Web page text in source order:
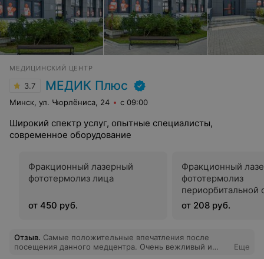
МЕДИЦИНСКИЙ ЦЕНТР
3.7 МЕДИК Плюс
Минск, ул. Чюрлёниса, 24 с 09:00
Широкий спектр услуг, опытные специалисты,
современное оборудование
Фракционный лазерный
фототермолиз лица
от 450 руб.
Фракционный
фототермолиз
периорбитальной
(глаз)
от 208 руб.
Отзыв. Самые положительные впечатления после
посещения данного медцентра. Очень вежливый и
Еще